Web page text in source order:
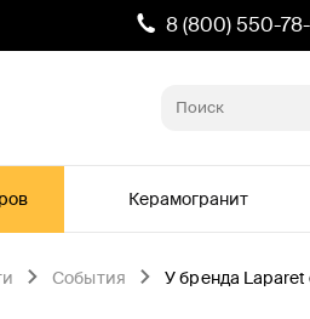
8 (800) 550-
Керамогранит
События У бренда